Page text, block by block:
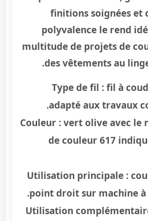
finitions soignées et
polyvalence le rend
multitude de projets de
des vêtements au
Type de fil :fil à
adapté aux travaux
Couleur :vert olive avec le
de couleur 617
Utilisation principale :
point droit sur machine à
Utilisation